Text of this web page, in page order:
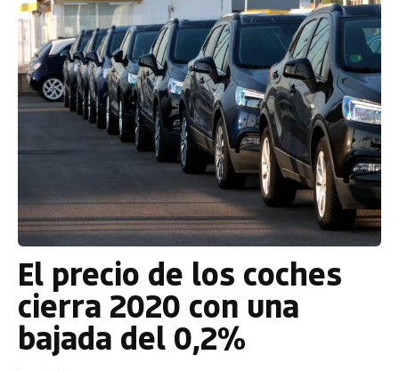
El precio de los coches
cierra 2020 con una
bajada del 0,2%